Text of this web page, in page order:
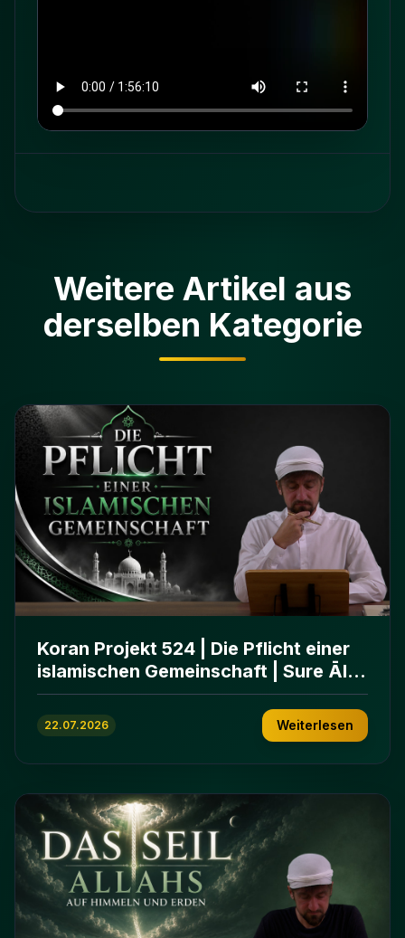
Weitere Artikel aus
derselben Kategorie
Koran Projekt 524 | Die Pflicht einer
islamischen Gemeinschaft | Sure Āl
ʿImrān 103-112
22.07.2026 Weiterlesen